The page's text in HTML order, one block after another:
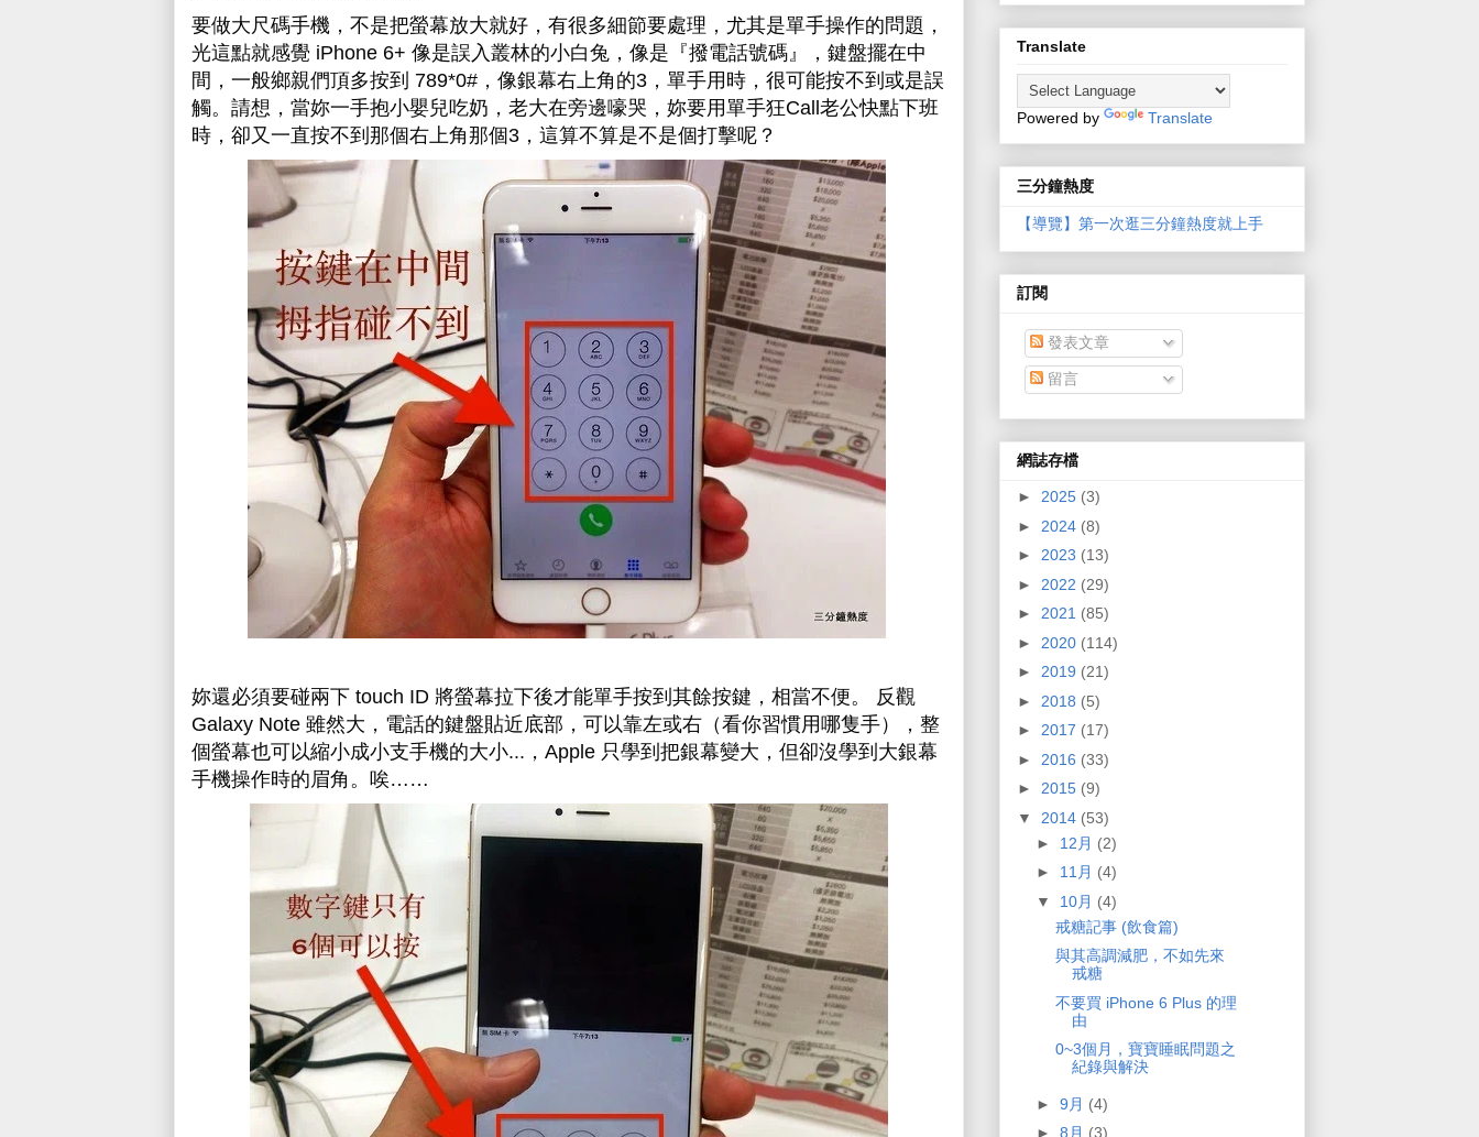
要做大尺碼手機，不是把螢幕放大就好，有很多細節要處理，尤其是單手操作的問題，
光這點就感覺 iPhone 6+ 像是誤入叢林的小白兔，像是『撥電話號碼』，鍵盤擺在中
間，一般鄉親們頂多按到 789*0#，像銀幕右上角的3，單手用時，很可能按不到或是誤
觸。請想，當妳一手抱小嬰兒吃奶，老大在旁邊嚎哭，妳要用單手狂Call老公快點下班
時，卻又一直按不到那個右上角那個3，這算不算是不是個打擊呢？
妳還必須要碰兩下 touch ID 將螢幕拉下後才能單手按到其餘按鍵，相當不便。
反觀
Galaxy Note 雖然大，電話的鍵盤貼近底部，可以靠左或右（看你習慣用哪隻手），整
個螢幕也可以縮小成小支手機的大小...，Apple 只學到把銀幕變大，但卻沒學到大銀幕
手機操作時的眉角。唉……
Translate
Powered by Translate
三分鐘熱度
【導覽】第一次逛三分鐘熱度就上手
訂閱
發表文章
留言
網誌存檔
► 2025 (3)
► 2024 (8)
► 2023 (13)
► 2022 (29)
► 2021 (85)
► 2020 (114)
► 2019 (21)
► 2018 (5)
► 2017 (17)
► 2016 (33)
► 2015 (9)
▼ 2014 (53)
► 12月 (2)
► 11月 (4)
▼ 10月 (4)
戒糖記事 (飲食篇)
與其高調減肥，不如先來
戒糖
不要買 iPhone 6 Plus 的理
由
0~3個月，寶寶睡眠問題之
紀錄與解決
► 9月 (4)
► 8月 (3)